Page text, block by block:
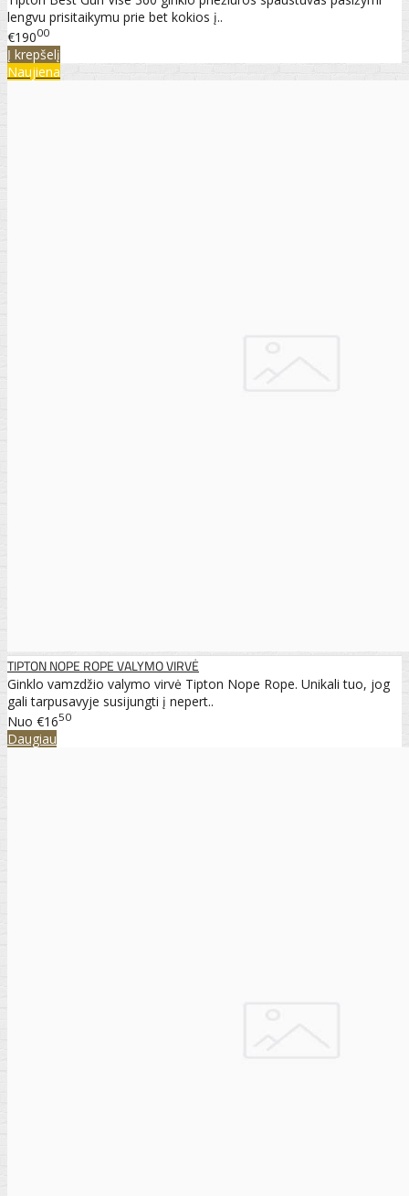
lengvu prisitaikymu prie bet kokios į..
€19000
Į krepšelį
Naujiena
TIPTON NOPE ROPE VALYMO VIRVĖ
Ginklo vamzdžio valymo virvė Tipton Nope Rope. Unikali tuo, jog
gali tarpusavyje susijungti į nepert..
Nuo €1650
Daugiau